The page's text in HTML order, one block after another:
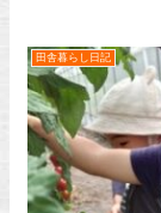
田舎暮らし日記